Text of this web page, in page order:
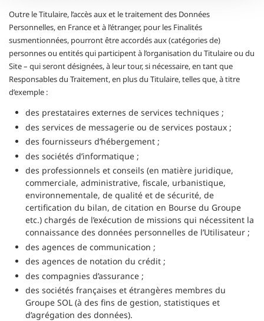
Outre le Titulaire, l’accès aux et le traitement des Données
Personnelles, en France et à l’étranger, pour les Finalités
susmentionnées, pourront être accordés aux (catégories de)
personnes ou entités qui participent à l’organisation du Titulaire ou du
Site – qui seront désignées, à leur tour, si nécessaire, en tant que
Responsables du Traitement, en plus du Titulaire, telles que, à titre
d’exemple :
des prestataires externes de services techniques ;
des services de messagerie ou de services postaux ;
des fournisseurs d’hébergement ;
des sociétés d’informatique ;
des professionnels et conseils (en matière juridique,
commerciale, administrative, fiscale, urbanistique,
environnementale, de qualité et de sécurité, de
certification du bilan, de citation en Bourse du Groupe
etc.) chargés de l’exécution de missions qui nécessitent la
connaissance des données personnelles de l’Utilisateur ;
des agences de communication ;
des agences de notation du crédit ;
des compagnies d’assurance ;
des sociétés françaises et étrangères membres du
Groupe SOL (à des fins de gestion, statistiques et
d’agrégation des données).